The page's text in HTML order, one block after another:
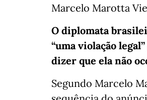
Marcelo Marotta
O diplomata
“uma violação
dizer que ela não
Segundo Marcelo